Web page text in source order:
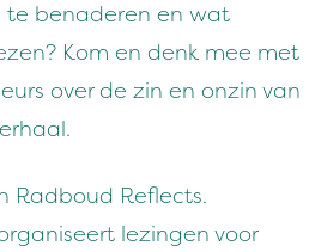
te benaderen en wat
Kom en denk mee met
over de zin en onzin van
Radboud Reflects.
lezingen voor